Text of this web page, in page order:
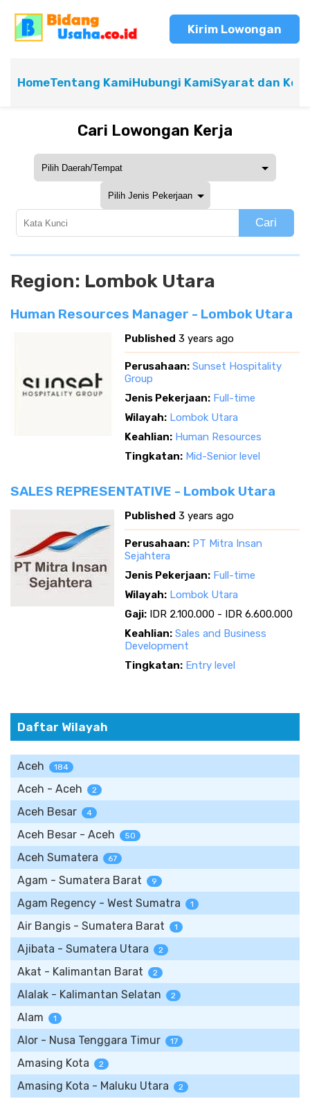
Kirim Lowongan
HomeTentang KamiHubungi KamiSyarat dan
Cari Lowongan Kerja
Cari
Region: Lombok Utara
Human Resources Manager - Lombok Utara
Published 3 years ago
Perusahaan: Sunset Hospitality
Group
Jenis Pekerjaan: Full-time
Wilayah: Lombok Utara
Keahlian: Human Resources
Tingkatan: Mid-Senior level
SALES REPRESENTATIVE - Lombok Utara
Published 3 years ago
Perusahaan: PT Mitra Insan
Sejahtera
Jenis Pekerjaan: Full-time
Wilayah: Lombok Utara
Gaji: IDR 2.100.000 - IDR 6.600.000
Keahlian: Sales and Business
Development
Tingkatan: Entry level
Daftar Wilayah
Aceh 184
Aceh - Aceh 2
Aceh Besar 4
Aceh Besar - Aceh 50
Aceh Sumatera 67
Agam - Sumatera Barat 9
Agam Regency - West Sumatra 1
Air Bangis - Sumatera Barat 1
Ajibata - Sumatera Utara 2
Akat - Kalimantan Barat 2
Alalak - Kalimantan Selatan 2
Alam 1
Alor - Nusa Tenggara Timur 17
Amasing Kota 2
Amasing Kota - Maluku Utara 2